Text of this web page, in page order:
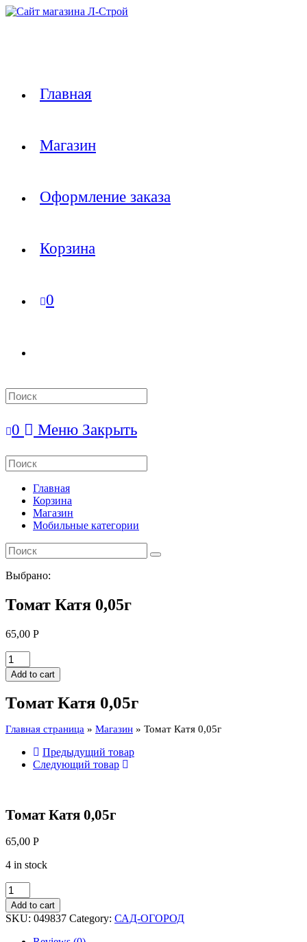
Перейти
Главная
Магазин
Оформление заказа
Корзина
0
Search
this
0 Меню Закрыть
Search
this
websiteГлавная
Корзина
Магазин
Мобильные категории
Выбрано:
Томат Катя 0,05г
65,00 Р
Томат
Катя
0,05г
Add to cart
Томат Катя 0,05г
Главная страница » Магазин » Томат Катя 0,05г
Предыдущий товар
Следующий товар
Томат Катя 0,05г
65,00 Р
4 in stock
Томат
Катя
0,05г
quantity
Add to cart
SKU: 049837 Category: САД-ОГОРОД